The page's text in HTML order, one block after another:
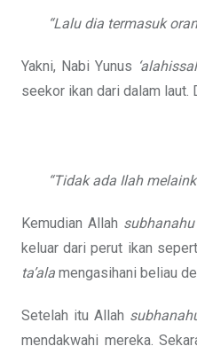
“Lalu dia termasuk
Yakni, Nabi Yunus
seekor ikan dari dalam laut.
“Tidak ada Ilah
Kemudian Allah
keluar dari perut ikan
ta’ala mengasihani beliau
Setelah itu Allah
mendakwahi mereka.